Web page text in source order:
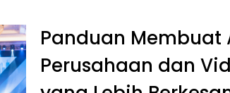
Panduan Membuat
Perusahaan dan